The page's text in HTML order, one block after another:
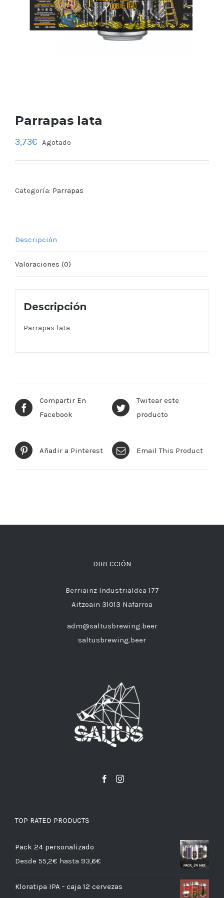
Parrapas lata
3,73€ Agotado
Categoría: Parrapas
Descripción
Valoraciones (0)
Descripción
Parrapas lata
Compartir En
Facebook
Twitear este
producto
Añadir a Pinterest Email This Product
DIRECCIÓN
Berriainz Industrialdea 177
Aitzoain 31013 Nafarroa
adm@saltusbrewing.beer
saltusbrewing.beer
TOP RATED PRODUCTS
Pack 24 personalizado
Desde 55,2€ hasta 93,6€
Kloratipa IPA - caja 12 cervezas